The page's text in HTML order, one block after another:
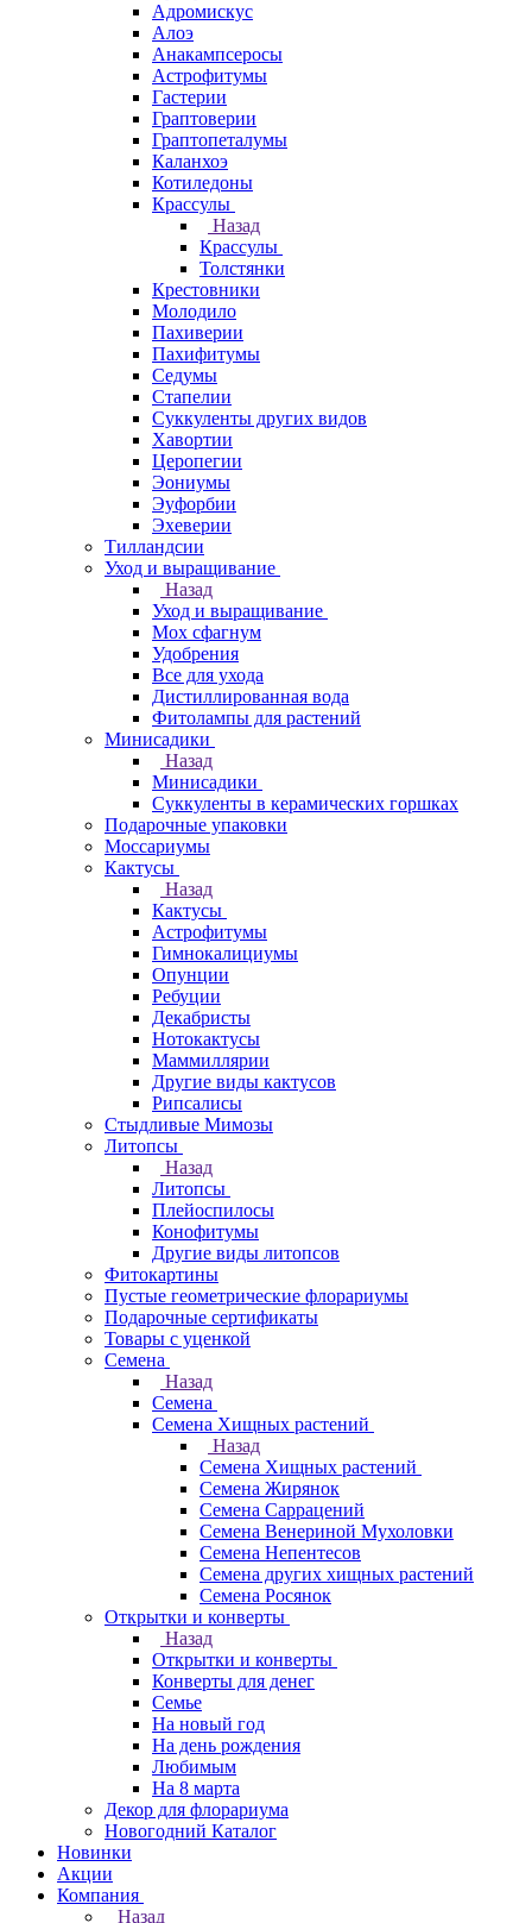
Адромискус
Алоэ
Анакампсеросы
Астрофитумы
Гастерии
Граптоверии
Граптопеталумы
Каланхоэ
Котиледоны
Крассулы
Назад
Крассулы
Толстянки
Крестовники
Молодило
Пахиверии
Пахифитумы
Седумы
Стапелии
Суккуленты других видов
Хавортии
Церопегии
Эониумы
Эуфорбии
Эхеверии
Тилландсии
Уход и выращивание
Назад
Уход и выращивание
Мох сфагнум
Удобрения
Все для ухода
Дистиллированная вода
Фитолампы для растений
Минисадики
Назад
Минисадики
Суккуленты в керамических горшках
Подарочные упаковки
Моссариумы
Кактусы
Назад
Кактусы
Астрофитумы
Гимнокалициумы
Опунции
Ребуции
Декабристы
Нотокактусы
Маммиллярии
Другие виды кактусов
Рипсалисы
Стыдливые Мимозы
Литопсы
Назад
Литопсы
Плейоспилосы
Конофитумы
Другие виды литопсов
Фитокартины
Пустые геометрические флорариумы
Подарочные сертификаты
Товары с уценкой
Семена
Назад
Семена
Семена Хищных растений
Назад
Семена Хищных растений
Семена Жирянок
Семена Саррацений
Семена Венериной Мухоловки
Семена Непентесов
Семена других хищных растений
Семена Росянок
Открытки и конверты
Назад
Открытки и конверты
Конверты для денег
Семье
На новый год
На день рождения
Любимым
На 8 марта
Декор для флорариума
Новогодний Каталог
Новинки
Акции
Компания
Назад